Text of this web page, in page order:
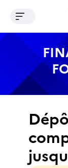
ContenuOuvrir le